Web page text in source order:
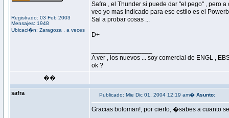
Registrado: 03 Feb 2003
Mensajes: 1948
Ubicaci�n: Zaragoza , a veces
Safra , el Thunder si puede dar "el pego" , pero
veo yo mas indicado para ese estilo es el
Sal a probar cosas ...
D+
A ver , los nuevos ... soy comercial de ENGL ,
ok ?
��
safra Publicado: Mie Dic 01, 2004 12:19 am� Asunto:
Gracias boloman!, por cierto, �sabes a cuanto